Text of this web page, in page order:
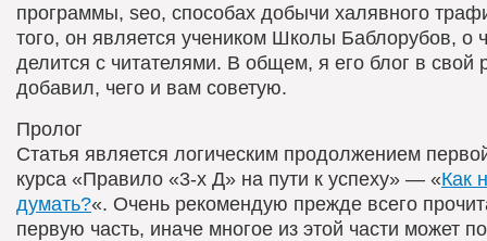
программы, seo, способах добычи халявного
того, он является учеником Школы Баблорубов, о
делится с читателями. В общем, я его блог в свой
добавил, чего и вам советую.
Пролог
Статья является логическим продолжением
курса «Правило «3-х Д» на пути к успеху» — «Как
думать?«. Очень рекомендую прежде всего
первую часть, иначе многое из этой части может